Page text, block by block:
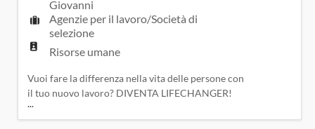
Giovanni
Agenzie per il lavoro/Società di
selezione
Risorse umane
Vuoi fare la differenza nella vita delle persone con
il tuo nuovo lavoro? DIVENTA LIFECHANGER!
Avrai la possibilità di farlo in una realtà attenta a
promuovere e garantire il Lavoro Sostenibile,
...